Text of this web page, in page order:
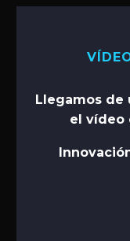
Llegamos de
el vídeo